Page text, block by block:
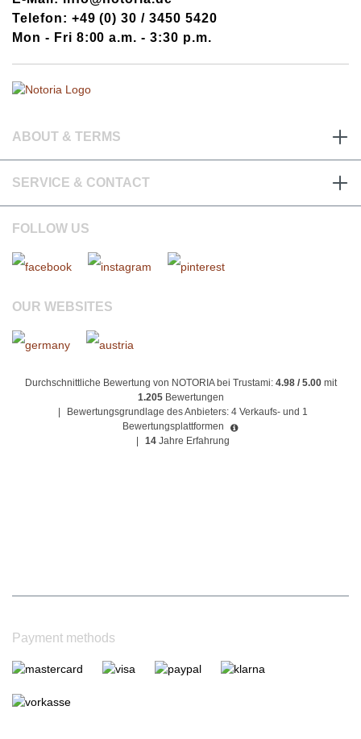
Telefon: +49 (0) 30 / 3450 5420
Mon - Fri 8:00 a.m. - 3:30 p.m.
ABOUT & TERMS
SERVICE & CONTACT
FOLLOW US
OUR WEBSITES
Durchschnittliche Bewertung von NOTORIA bei Trustami: 4.98 / 5.00mit
1.205 Bewertungen
Bewertungsgrundlage des Anbieters: 4 Verkaufs- und 1
Bewertungsplattformen
14 Jahre Erfahrung
Payment methods